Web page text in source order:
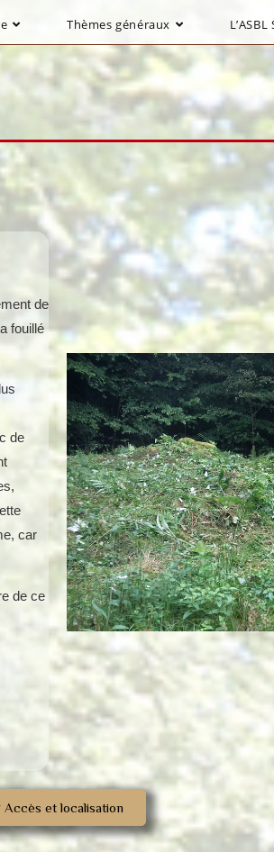
Thèmes généraux L’ASBL
de
fouillé
de
car
de ce
Accès et localisation